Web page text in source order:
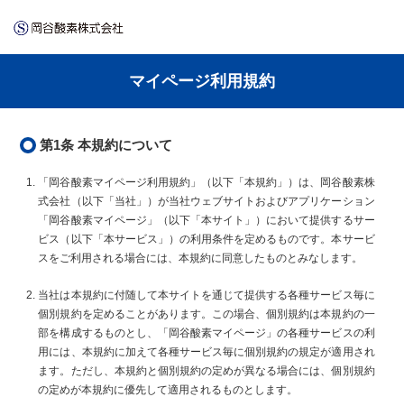
マイページ利用規約
第1条 本規約について
「岡谷酸素マイページ利用規約」（以下「本規約」）は、岡谷酸素株
式会社（以下「当社」）が当社ウェブサイトおよびアプリケーション
「岡谷酸素マイページ」（以下「本サイト」）において提供するサー
ビス（以下「本サービス」）の利用条件を定めるものです。本サービ
スをご利用される場合には、本規約に同意したものとみなします。
当社は本規約に付随して本サイトを通じて提供する各種サービス毎に
個別規約を定めることがあります。この場合、個別規約は本規約の一
部を構成するものとし、「岡谷酸素マイページ」の各種サービスの利
用には、本規約に加えて各種サービス毎に個別規約の規定が適用され
ます。ただし、本規約と個別規約の定めが異なる場合には、個別規約
の定めが本規約に優先して適用されるものとします。